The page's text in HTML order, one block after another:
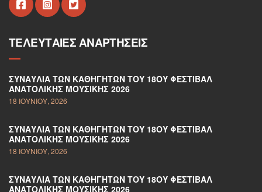
ΤΕΛΕΥΤΑΊΕΣ ΑΝΑΡΤΉΣΕΙΣ
ΣΥΝΑΥΛΊΑ ΤΩΝ ΚΑΘΗΓΗΤΏΝ ΤΟΥ 18ΟΥ ΦΕΣΤΙΒΆΛ
ΑΝΑΤΟΛΙΚΉΣ ΜΟΥΣΙΚΉΣ 2026
18 ΙΟΥΝΊΟΥ, 2026
ΣΥΝΑΥΛΊΑ ΤΩΝ ΚΑΘΗΓΗΤΏΝ ΤΟΥ 18ΟΥ ΦΕΣΤΙΒΆΛ
ΑΝΑΤΟΛΙΚΉΣ ΜΟΥΣΙΚΉΣ 2026
18 ΙΟΥΝΊΟΥ, 2026
ΣΥΝΑΥΛΊΑ ΤΩΝ ΚΑΘΗΓΗΤΏΝ ΤΟΥ 18ΟΥ ΦΕΣΤΙΒΆΛ
ΑΝΑΤΟΛΙΚΉΣ ΜΟΥΣΙΚΉΣ 2026